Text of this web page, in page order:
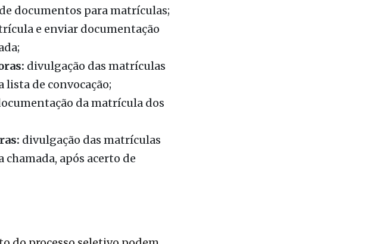
divulgação das matrículas
de convocação;
da matrícula dos
divulgação das matrículas
após acerto de